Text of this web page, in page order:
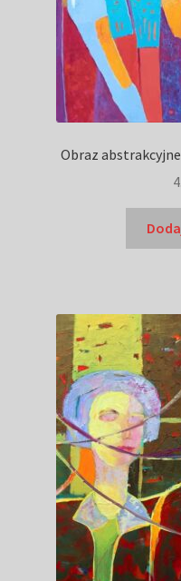
Aukcja
O mnie
GalleryStore
Obraz abstrakcyjne